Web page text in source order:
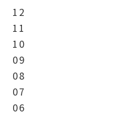
12
11
10
09
08
07
06